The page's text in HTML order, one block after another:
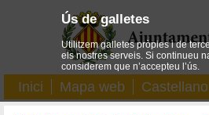
Inici Mapa web Castellano
Ús de galletes
Utilitzem galletes pròpies i de
els nostres serveis. Si continueu
considerem que n’accepteu l’ús.